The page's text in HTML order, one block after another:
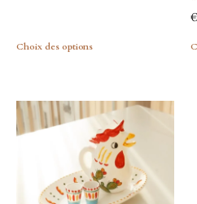
Choix des options
€